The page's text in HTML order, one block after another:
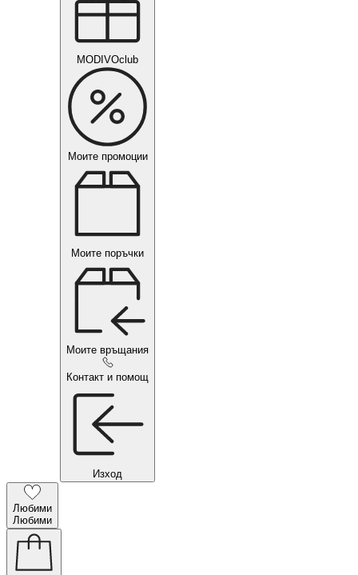
MODIVOclub
Моите промоции
Моите поръчки
Моите връщания
Контакт и помощ
Изход
Любими
Любими